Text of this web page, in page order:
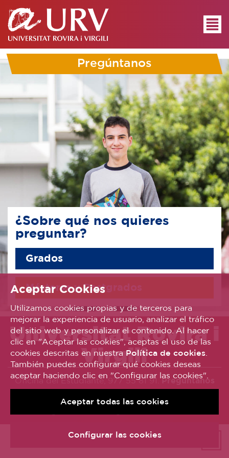
Pregúntanos
Aceptar Cookies
Utilizamos cookies propias y de terceros para
mejorar la experiencia de usuario, analizar el tráfico
del sitio web y personalizar el contenido. Al hacer
clic en "Aceptar las cookies", aceptas el uso de las
cookies descritas en nuestra Política de cookies
También puedes configurar qué cookies deseas
aceptar haciendo clic en "Configurar las cookies".
Aceptar todas las cookies
Configurar las cookies
¿Sobre qué nos quieres
preguntar?
Grados
Másteres y Postgrados
Universitat Rovira i
Virgili
Oficina del Estudiante, 977 55 81 91.Pregúntanos